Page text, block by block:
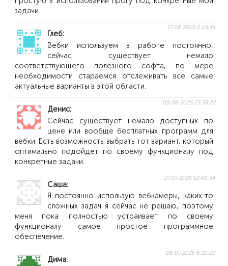
задачи.
Глеб
17.08.2025 0:25:41
Вебки используем в работе постоянно,
сейчас существует немало
соответствующего полезного софта, по мере
необходимости стараемся отслеживать все самые
актуальные варианты в этой области.
Денис
09.08.2025 23:35:22
Сейчас существует немало доступных по
цене или вообще бесплатных программ для
вебки. Есть возможность выбрать тот вариант, который
оптимально подойдет по своему функционалу под
конкретные задачи.
Саша
27.07.2025 12:49:34
Я постоянно использую вебкамеры, каких-то
сложных задач я сейчас не решаю, поэтому
меня пока полностью устраивает по своему
функционалу самое простое программное
обеспечение.
Дима
06.07.2025 6:10:20